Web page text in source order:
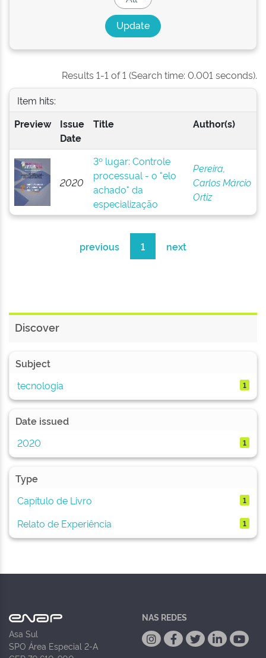
Results 1-1 of 1 (Search time: 0.001 seconds).
Item hits:
Preview
Issue
Date
Title Author(s)
2020
3º lugar: Controle
processual - o "elo
achado" da
especialização
Pereira,
Carlos Márcio
Ortiz
previous 1 next
Discover
Subject
tecnologia
1
Date issued
2020
1
Type
Capítulo de Livro
1
Relato de Experiência 1
Asa Sul
SPO Área Especial 2-A
NAS REDES